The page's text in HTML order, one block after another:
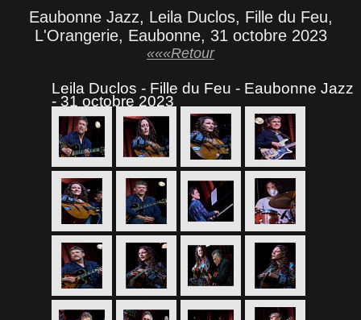
Eaubonne Jazz, Leila Duclos, Fille du Feu,
L'Orangerie, Eaubonne, 31 octobre 2023
«««Retour
Leila Duclos - Fille du Feu - Eaubonne Jazz
- 31 octobre 2023